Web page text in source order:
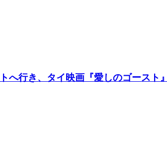
へ行き、タイ映画『愛しのゴースト